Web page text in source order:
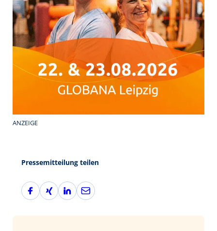
ANZEIGE
Pressemitteilung teilen
F
a
X
i
L
i
E
-